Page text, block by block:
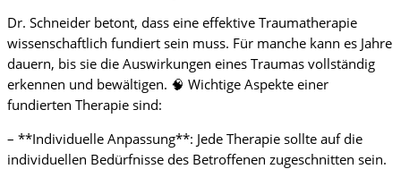
Dr. Schneider betont, dass eine effektive Traumatherapie
wissenschaftlich fundiert sein muss. Für manche kann es Jahre
dauern, bis sie die Auswirkungen eines Traumas vollständig
erkennen und bewältigen. 🧠 Wichtige Aspekte einer
fundierten Therapie sind:
– **Individuelle Anpassung**: Jede Therapie sollte auf die
individuellen Bedürfnisse des Betroffenen zugeschnitten sein.